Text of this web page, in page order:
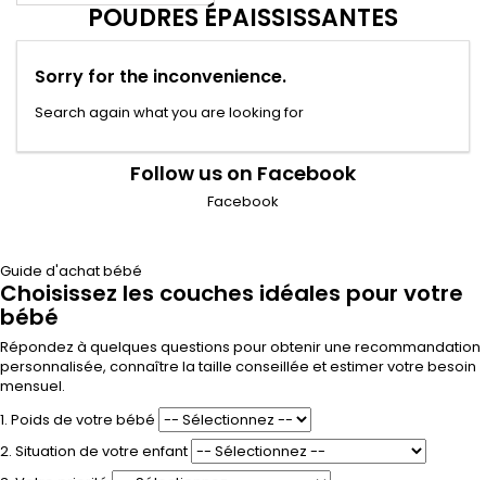
POUDRES ÉPAISSISSANTES
Sorry for the inconvenience.
Search again what you are looking for
Follow us on Facebook
Facebook
Guide d'achat bébé
Choisissez les couches idéales pour votre
bébé
Répondez à quelques questions pour obtenir une recommandation
personnalisée, connaître la taille conseillée et estimer votre besoin
mensuel.
1. Poids de votre bébé
2. Situation de votre enfant